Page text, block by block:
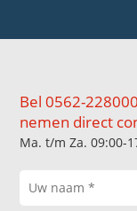
Bel 0562-
nemen direct
Ma. t/m Za. 09:00-